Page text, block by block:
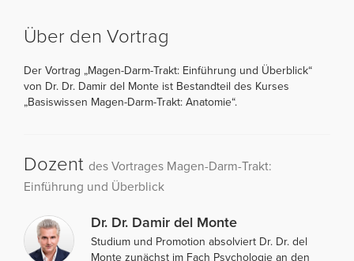
Über den Vortrag
Der Vortrag „Magen-Darm-Trakt: Einführung und Überblick“
von Dr. Dr. Damir del Monte ist Bestandteil des Kurses
„Basiswissen Magen-Darm-Trakt: Anatomie“.
Dozent des Vortrages Magen-Darm-Trakt:
Einführung und Überblick
Dr. Dr. Damir del Monte
Studium und Promotion absolviert Dr. Dr. del
Monte zunächst im Fach Psychologie an den